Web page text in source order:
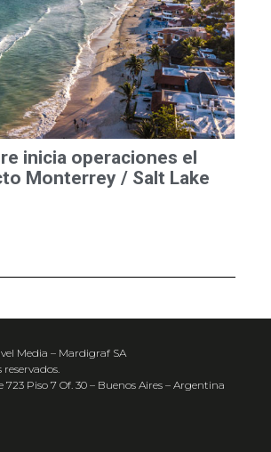
inicia operaciones el
Monterrey / Salt Lake
Media – Mardigraf SA
reservados.
Piso 7 Of. 30 – Buenos Aires – Argentina